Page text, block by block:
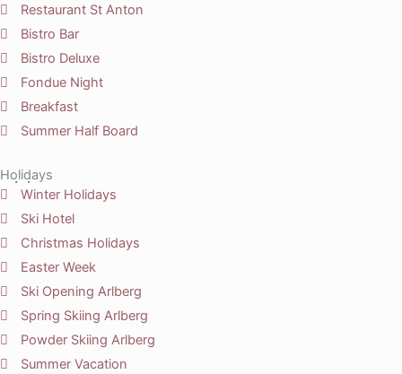
Restaurant St Anton
Bistro Bar
Bistro Deluxe
Fondue Night
Breakfast
Summer Half Board
Holidays
Winter Holidays
Ski Hotel
Christmas Holidays
Easter Week
Ski Opening Arlberg
Spring Skiing Arlberg
Powder Skiing Arlberg
Summer Vacation